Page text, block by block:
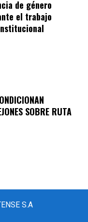
de género
el trabajo
SOBRE RUTA
S.A